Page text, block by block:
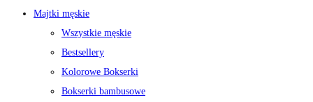
Majtki męskie
Wszystkie męskie
Bestsellery
Kolorowe Bokserki
Bokserki bambusowe